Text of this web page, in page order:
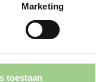
Marketing
toestaan
te vermelden in